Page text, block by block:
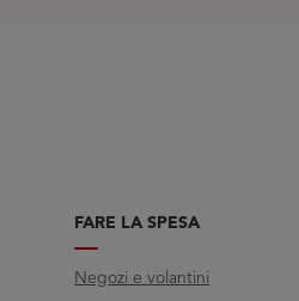
FARE LA SPESA
Negozi e volantini